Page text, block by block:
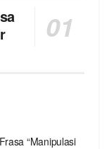
“Manipulasi